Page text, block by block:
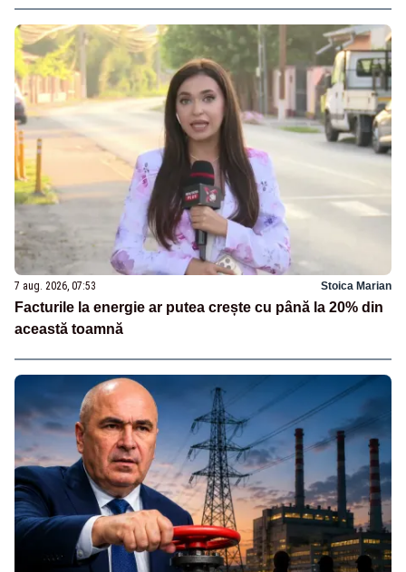
7 aug. 2026, 07:53 Stoica Marian
Facturile la energie ar putea crește cu până la 20% din
această toamnă